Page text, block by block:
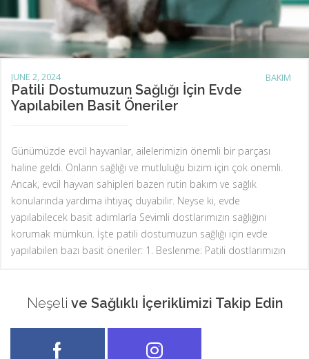
BAKIM
JUNE 2, 2024
Patili Dostumuzun Sağlığı İçin Evde
Yapılabilen Basit Öneriler
Günümüzde evcil hayvanlar, ailelerimizin önemli bir parçası
haline geldi. Onların sağlığı ve mutluluğu bizim için çok önemli.
Ancak, evcil hayvan sahipleri bazen rutin bakım ve sağlık
konularında yardıma ihtiyaç duyabilir. Neyse ki, evde
yapılabilecek basit adımlarla Sevimli dostlarımızın sağlığını
korumak mümkün. İşte patili dostumuzun sağlığı için evde
yapılabilen bazı basit öneriler: 1. Beslenme: Patili dostlarımızın
Neşeli ve Sağlıklı İçeriklimizi Takip Edin